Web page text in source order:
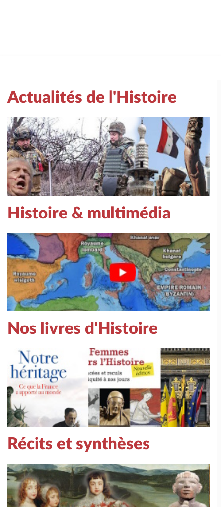
Actualités de l'Histoire
Histoire & multimédia
Nos livres d'Histoire
Récits et synthèses